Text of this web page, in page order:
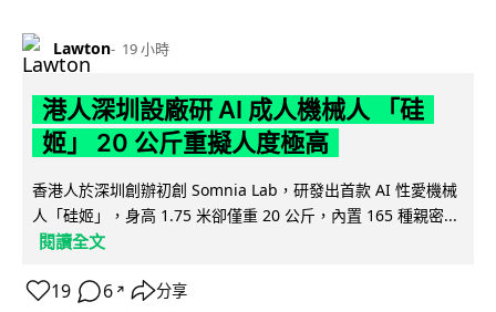
Lawton 19 小時
港人深圳設廠研 AI 成人機械人 「硅
姬」 20 公斤重擬人度極高
香港人於深圳創辦初創 Somnia Lab，研發出首款 AI 性愛機械
人「硅姬」，身高 1.75 米卻僅重 20 公斤，內置 165 種親密...
閱讀全文
19 6 ↗ 分享